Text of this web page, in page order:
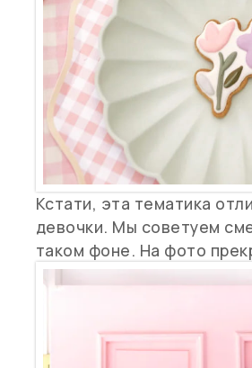
Кстати, эта тематика
девочки. Мы советуем
таком фоне. На фото